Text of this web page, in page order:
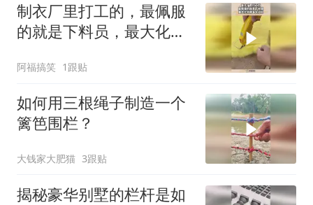
制衣厂里打工的，最佩服
的就是下料员，最大化利
阿福搞笑 1跟贴
如何用三根绳子制造一个
篱笆围栏？
大钱家大肥猫 3跟贴
揭秘豪华别墅的栏杆是如